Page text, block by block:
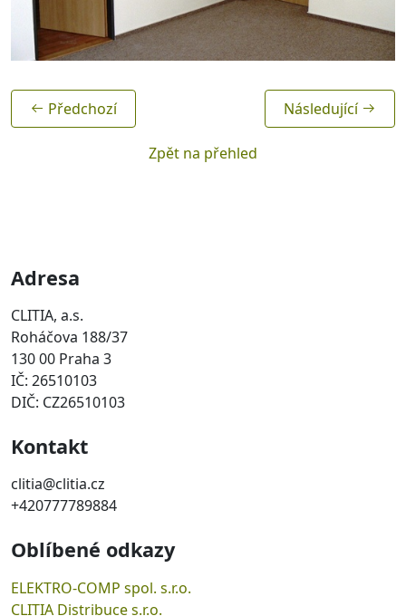
Předchozí
Zpět na přehled
Následující
Adresa
CLITIA, a.s.
Roháčova 188/37
130 00 Praha 3
IČ: 26510103
DIČ: CZ26510103
Kontakt
clitia@clitia.cz
+420777789884
Oblíbené odkazy
ELEKTRO-COMP spol. s.r.o.
CLITIA Distribuce s.r.o.